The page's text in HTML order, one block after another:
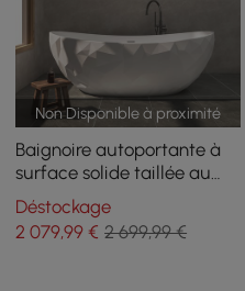
Non Disponible à proximité
Baignoire autoportante à
surface solide taillée au
diamant de 1640 mm
Déstockage
2 079,99 € 2 699,99 €